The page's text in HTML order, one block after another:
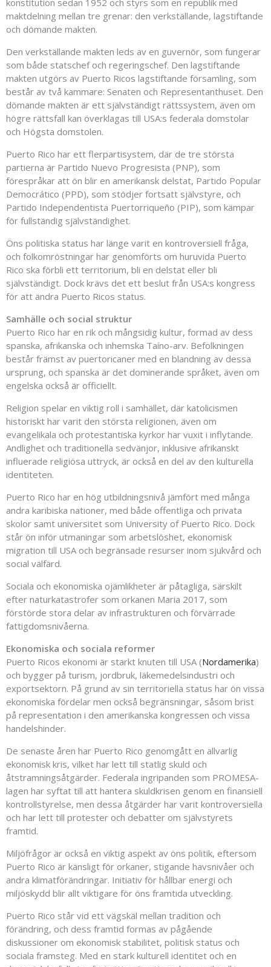
maktdelning mellan tre grenar: den verkställande, lagstiftande
och dömande makten.
Den verkställande makten leds av en guvernör, som fungerar
som både statschef och regeringschef. Den lagstiftande
makten utgörs av Puerto Ricos lagstiftande församling, som
består av två kammare: Senaten och Representanthuset. Den
dömande makten är ett självständigt rättssystem, även om
högre rättsfall kan överklagas till USA:s federala domstolar
och Högsta domstolen.
Puerto Rico har ett flerpartisystem, där de tre största
partierna är Partido Nuevo Progresista (PNP), som
förespråkar att ön blir en amerikansk delstat, Partido Popular
Democrático (PPD), som stödjer fortsatt självstyre, och
Partido Independentista Puertorriqueño (PIP), som kämpar
för fullständig självständighet.
Öns politiska status har länge varit en kontroversiell fråga,
och folkomröstningar har genomförts om huruvida Puerto
Rico ska förbli ett territorium, bli en delstat eller bli
självständigt. Dock krävs det ett beslut från USA:s kongress
för att ändra Puerto Ricos status.
Samhälle och social struktur
Puerto Rico har en rik och mångsidig kultur, formad av dess
spanska, afrikanska och inhemska Taíno-arv. Befolkningen
består främst av puertoricaner med en blandning av dessa
ursprung, och spanska är det dominerande språket, även om
engelska också är officiellt.
Religion spelar en viktig roll i samhället, där katolicismen
historiskt har varit den största religionen, även om
evangelikala och protestantiska kyrkor har vuxit i inflytande.
Andlighet och traditionella sedvänjor, inklusive afrikanskt
influerade religiösa uttryck, är också en del av den kulturella
identiteten.
Puerto Rico har en hög utbildningsnivå jämfört med många
andra karibiska nationer, med både offentliga och privata
skolor samt universitet som University of Puerto Rico. Dock
står ön inför utmaningar som arbetslöshet, ekonomisk
migration till USA och begränsade resurser inom sjukvård och
social välfärd.
Sociala och ekonomiska ojämlikheter är påtagliga, särskilt
efter naturkatastrofer som orkanen Maria 2017, som
förstörde stora delar av infrastrukturen och förvärrade
fattigdomsnivåerna.
Ekonomiska och sociala reformer
Puerto Ricos ekonomi är starkt knuten till USA (Nordamerika)
och bygger på turism, jordbruk, läkemedelsindustri och
exportsektorn. På grund av sin territoriella status har ön vissa
ekonomiska fördelar men också begränsningar, såsom brist
på representation i den amerikanska kongressen och vissa
handelshinder.
De senaste åren har Puerto Rico genomgått en allvarlig
ekonomisk kris, vilket har lett till statlig skuld och
åtstramningsåtgärder. Federala ingripanden som PROMESA-
lagen har syftat till att hantera skuldkrisen genom en finansiell
kontrollstyrelse, men dessa åtgärder har varit kontroversiella
och har lett till protester och debatter om självstyrets
framtid.
Miljöfrågor är också en viktig aspekt av öns politik, eftersom
Puerto Rico är känsligt för orkaner, stigande havsnivåer och
andra klimatförändringar. Initiativ för hållbar energi och
miljöskydd blir allt viktigare för öns framtida utveckling.
Puerto Rico står vid ett vägskäl mellan tradition och
förändring, och dess framtid formas av pågående
diskussioner om ekonomisk stabilitet, politisk status och
sociala framsteg. Med en stark kulturell identitet och en